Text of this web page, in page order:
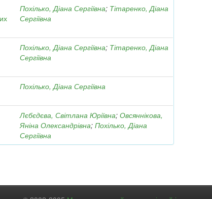
Похілько, Діана Сергіївна; Тітаренко, Діана
Сергіївна
Похілько, Діана Сергіївна; Тітаренко, Діана
Сергіївна
Похілько, Діана Сергіївна
Лєбєдєва, Світлана Юріївна;Овсяннікова,
Яніна Олександрівна;Похілько, Діана
Сергіївна